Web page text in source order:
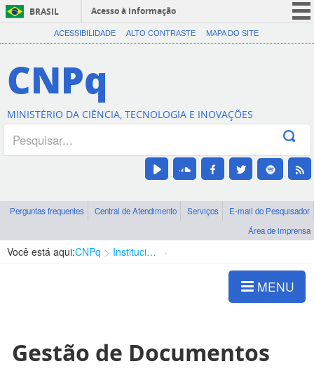
BRASIL
Acesso à informação
CORONAVÍRUS (COVID-19)
Canais
ACESSIBILIDADE ALTO CONTRASTE MAPA DO SITE
CNPq
MINISTÉRIO DA CIÊNCIA, TECNOLOGIA E INOVAÇÕES
Perguntas frequentes Central de Atendimento Serviços
E-mail do Pesquisador
Área de imprensa
Você está aqui:CNPq Institucional
MENU
Gestão de Documentos